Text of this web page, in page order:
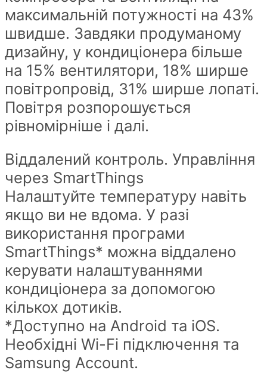
максимальній потужності на 43%
швидше. Завдяки продуманому
дизайну, у кондиціонера більше
на 15% вентилятори, 18% ширше
повітропровід, 31% ширше лопаті.
Повітря розпорошується
рівномірніше і далі.
Віддалений контроль. Управління
через SmartThings
Налаштуйте температуру навіть
якщо ви не вдома. У разі
використання програми
SmartThings* можна віддалено
керувати налаштуваннями
кондиціонера за допомогою
кількох дотиків.
*Доступно на Android та iOS.
Необхідні Wi-Fi підключення та
Samsung Account.